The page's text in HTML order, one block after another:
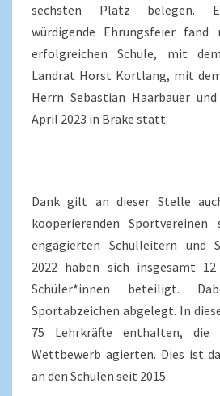
sechsten Platz belegen.
würdigende Ehrungsfeier
erfolgreichen Schule, mit
Landrat Horst Kortlang, mit
Herrn Sebastian Haarbauer
April 2023 in Brake statt.
Dank gilt an dieser Stelle
kooperierenden Sportvereinen
engagierten Schulleitern und
2022 haben sich insgesamt
Schüler*innen beteiligt.
Sportabzeichen abgelegt. In
75 Lehrkräfte enthalten, die
Wettbewerb agierten. Dies ist
an den Schulen seit 2015.